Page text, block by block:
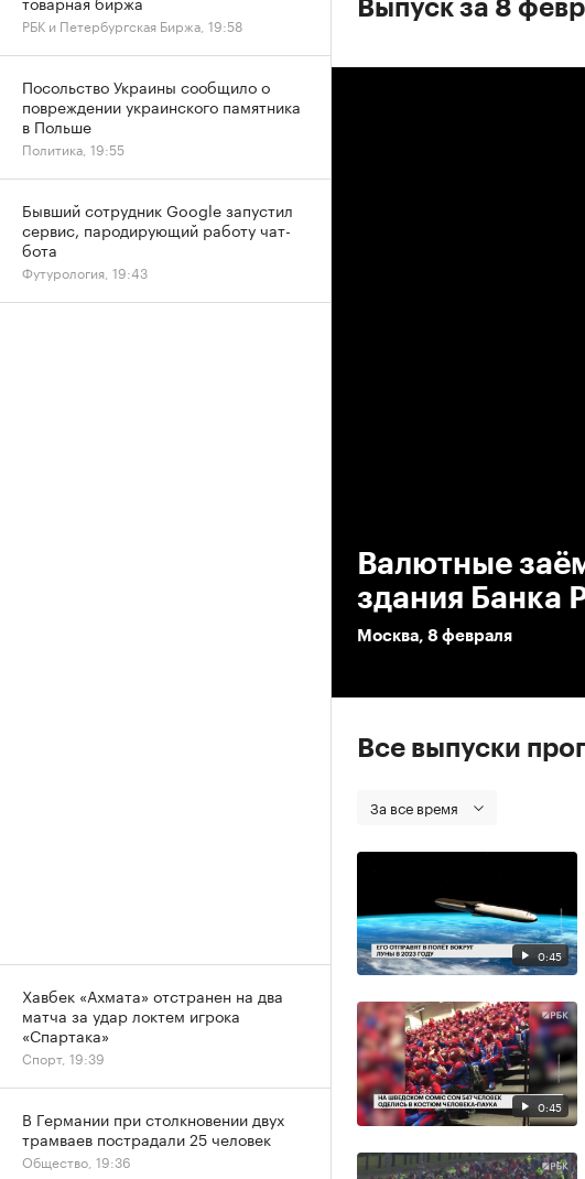
Выпуск за 8
Валютные
здания Банка
Москва, 8 февраля
Все выпуски
За все время
0:45
0:45
РБК и Петербургская Биржа, 19:58
Посольство Украины сообщило о
повреждении украинского памятника
в Польше
Политика, 19:55
Бывший сотрудник Google запустил
сервис, пародирующий работу чат-
бота
Футурология, 19:43
Хавбек «Ахмата» отстранен на два
матча за удар локтем игрока
«Спартака»
Спорт, 19:39
В Германии при столкновении двух
трамваев пострадали 25 человек
Общество, 19:36